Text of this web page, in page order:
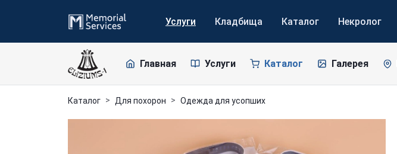
Услуги Кладбища Каталог Некролог
Главная Услуги Каталог Галерея
Каталог Для похорон Одежда для усопших